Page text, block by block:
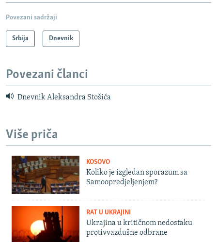
Povezani sadržaji
Srbija Dnevnik
Povezani članci
Dnevnik Aleksandra Stošića
Više priča
KOSOVO
Koliko je izgledan sporazum sa
Samoopredjeljenjem?
RAT U UKRAJINI
Ukrajina u kritičnom nedostaku
protivvazdušne odbrane